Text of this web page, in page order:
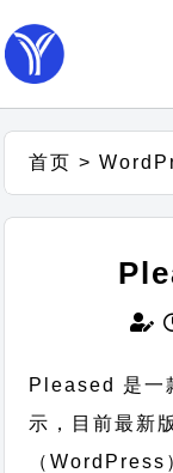
首页 >
Pleased 是一
示，目前最新
（WordPress